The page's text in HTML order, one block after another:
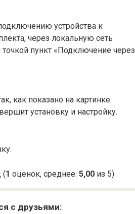
устройства к
через локальную сеть
пункт «Подключение через
как показано на картинке.
установку и настройку.
(1 оценок, среднее: 5,00 из 5)
с друзьями: